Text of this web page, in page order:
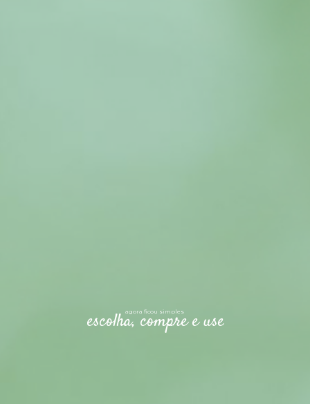
escolha, compre e use
agora ficou simples